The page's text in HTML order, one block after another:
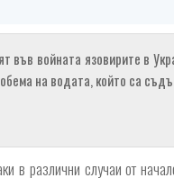
във войната язовирите в
на водата, който са
в различни случаи от